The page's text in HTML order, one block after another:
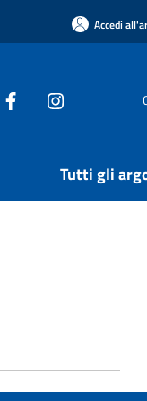
Accedi
Tutti gli